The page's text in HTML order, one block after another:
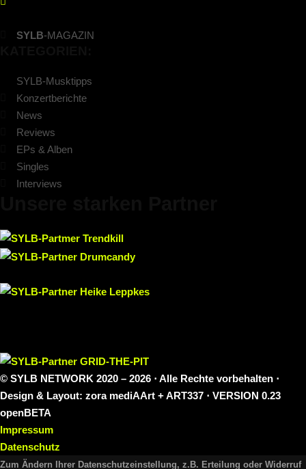
SYLB-MAGAZIN
SYLB-Musktipps
Konzertberichte
News
Reviews
EPs & Alben
Singles
Interviews
© SYLB NETWORK 2020 – 2026 ⋅ Alle Rechte vorbehalten ⋅
Design & Layout: zora mediAArt + ART337 ⋅ VERSION 0.23
openBETA
Impressum
Datenschutz
Zum Ändern Ihrer Datenschutzeinstellung, z.B. Erteilung oder Widerruf